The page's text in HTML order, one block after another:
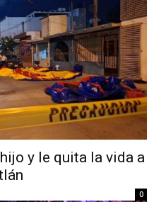
y le quita la vida a
0